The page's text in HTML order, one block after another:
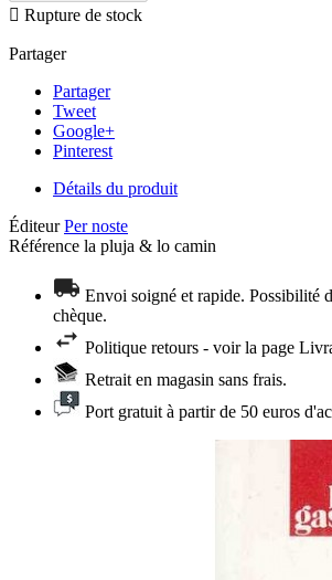
 Rupture de stock
Partager
Partager
Tweet
Google+
Pinterest
Détails du produit
Éditeur Per noste
Référence la pluja & lo camin
Envoi soigné et rapide. Possibilité
chèque.
Politique retours - voir la page
Retrait en magasin sans frais.
Port gratuit à partir de 50 euros